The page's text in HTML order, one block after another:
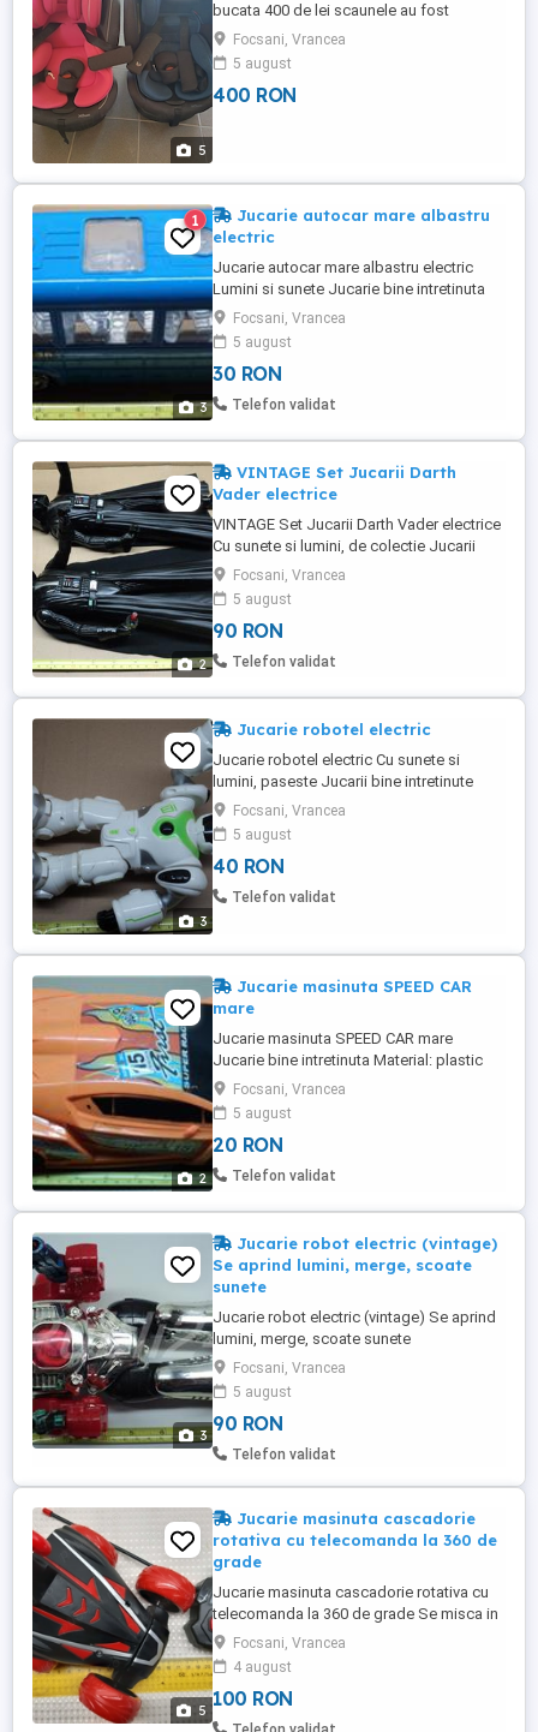
5
bucata 400 de lei scaunele au fost
folosite doar o singură dată
Focsani, Vrancea
5 august
400 RON
3
1
Jucarie autocar mare albastru
electric
Jucarie autocar mare albastru electric
Lumini si sunete Jucarie bine intretinuta
Material: plastic Motor: electric Poze reale
Pret: 30 Lei Tel:
Focsani, Vrancea
5 august
30 RON
Telefon validat
2
VINTAGE Set Jucarii Darth
Vader electrice
VINTAGE Set Jucarii Darth Vader electrice
Cu sunete si lumini, de colectie Jucarii
bine intretinute Material: plastic + pelerina
panza Motor: fara Poze reale Pret: 90 Lei
Tel:
Focsani, Vrancea
5 august
90 RON
Telefon validat
3
Jucarie robotel electric
Jucarie robotel electric Cu sunete si
lumini, paseste Jucarii bine intretinute
Material: plastic Motor: electric Poze reale
Pret: 40 Lei Tel:
Focsani, Vrancea
5 august
40 RON
Telefon validat
2
Jucarie masinuta SPEED CAR
mare
Jucarie masinuta SPEED CAR mare
Jucarie bine intretinuta Material: plastic
Motor: fara Poze reale Pret: 20 Lei Tel:
Focsani, Vrancea
5 august
20 RON
Telefon validat
3
Jucarie robot electric (vintage)
Se aprind lumini, merge, scoate
sunete
Jucarie robot electric (vintage) Se aprind
lumini, merge, scoate sunete
Functioneaza cu baterii Material: plastic
Stare foarte buna pentru varsta pe care o
are Poze reale Pret: 90 Lei
Focsani, Vrancea
5 august
90 RON
Telefon validat
5
Jucarie masinuta cascadorie
rotativa cu telecomanda la 360 de
grade
Jucarie masinuta cascadorie rotativa cu
telecomanda la 360 de grade Se misca in
toate pozitiile, se rasuceste, se da peste
cap Cu acțiune pe două fete pentru copii
și activitati distractive de joaca Rosu cu
negru, telecomanda (fara baterii) Poze
reale Pret: 100 Lei
Focsani, Vrancea
4 august
100 RON